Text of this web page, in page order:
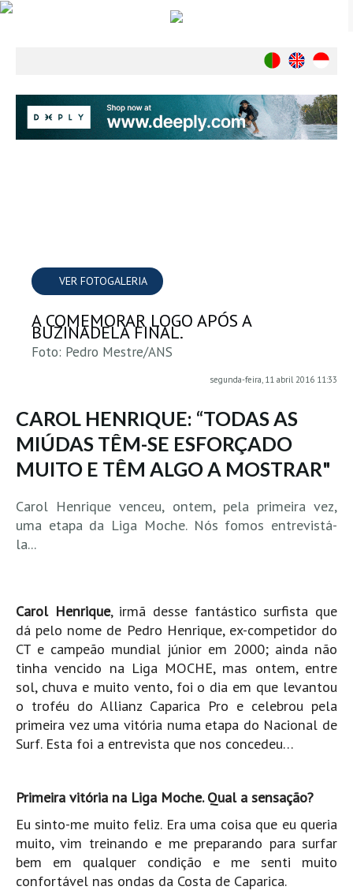
Ambiente
Exclusivos
Agenda de Eventos
Crónicas
Câmaras & Report
Vila Praia de Âncora HD
Viana do Castelo HD
Viana Pontão HD
GRANDE PORTO
Aguçadoura HD
Azurara HD
Praia de Árvore - Areal HD
Mindelo
Mindelo meia laranja HD
Pedras do Corgo - Melanina HD
Cabo do Mundo HD
Matosinhos HD
Matosinhos - Vagas Bar HD
Cabedelo do Porto
VER FOTOGALERIA
A COMEMORAR LOGO APÓS A
BUZINADELA FINAL.
Foto: Pedro Mestre/ANS
segunda-feira, 11 abril 2016 11:33
CAROL HENRIQUE: “TODAS AS
MIÚDAS TÊM-SE ESFORÇADO
MUITO E TÊM ALGO A MOSTRAR"
Carol Henrique venceu, ontem, pela primeira vez,
uma etapa da Liga Moche. Nós fomos entrevistá-
la...
Carol Henrique, irmã desse fantástico surfista que
dá pelo nome de Pedro Henrique, ex-competidor do
CT e campeão mundial júnior em 2000; ainda não
tinha vencido na Liga MOCHE, mas ontem, entre
sol, chuva e muito vento, foi o dia em que levantou
o troféu do Allianz Caparica Pro e celebrou pela
primeira vez uma vitória numa etapa do Nacional de
Surf. Esta foi a entrevista que nos concedeu…
Primeira vitória na Liga Moche. Qual a sensação?
Eu sinto-me muito feliz. Era uma coisa que eu queria
muito, vim treinando e me preparando para surfar
bem em qualquer condição e me senti muito
confortável nas ondas da Costa de Caparica.